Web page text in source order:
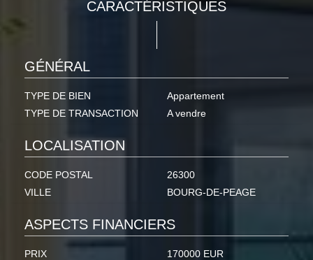
CARACTÉRISTIQUES
GÉNÉRAL
TYPE DE BIEN
Appartement
TYPE DE TRANSACTION
A vendre
LOCALISATION
CODE POSTAL
26300
VILLE
BOURG-DE-PEAGE
ASPECTS FINANCIERS
PRIX
170000 EUR